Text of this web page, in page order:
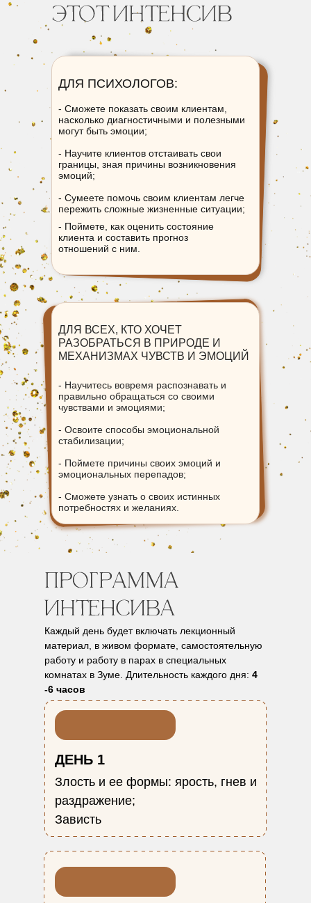
ДЛЯ ПСИХОЛОГОВ:
ДЛЯ ВСЕХ, КТО ХОЧЕТ
РАЗОБРАТЬСЯ В ПРИРОДЕ И
МЕХАНИЗМАХ ЧУВСТВ И ЭМОЦИЙ
- Научитесь вовремя распознавать и
правильно обращаться со своими
чувствами и эмоциями;
- Освоите способы эмоциональной
стабилизации;
- Поймете причины своих эмоций и
эмоциональных перепадов;
- Сможете узнать о своих истинных
потребностях и желаниях.
- Поймете, как оценить состояние
клиента и составить прогноз
отношений с ним.
- Сможете показать своим клиентам,
насколько диагностичными и полезными
могут быть эмоции;
- Научите клиентов отстаивать свои
границы, зная причины возникновения
эмоций;
- Сумеете помочь своим клиентам легче
пережить сложные жизненные ситуации;
Каждый день будет включать лекционный
материал, в живом формате, самостоятельную
работу и работу в парах в специальных
комнатах в Зуме. Длительность каждого дня: 4
-6 часов
ДЕНЬ 1
Злость и ее формы: ярость, гнев и
раздражение;
Зависть